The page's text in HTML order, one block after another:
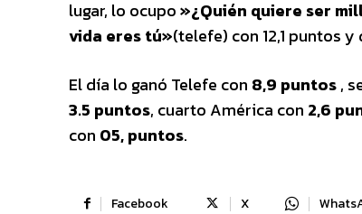
lugar, lo ocupo»¿Quién quiere ser
vida eres tú»(telefe) con 12,1 puntos
El día lo ganó Telefe con 8,9 puntos,
3.5 puntos, cuarto América con 2,6
con 05, puntos.
Facebook X